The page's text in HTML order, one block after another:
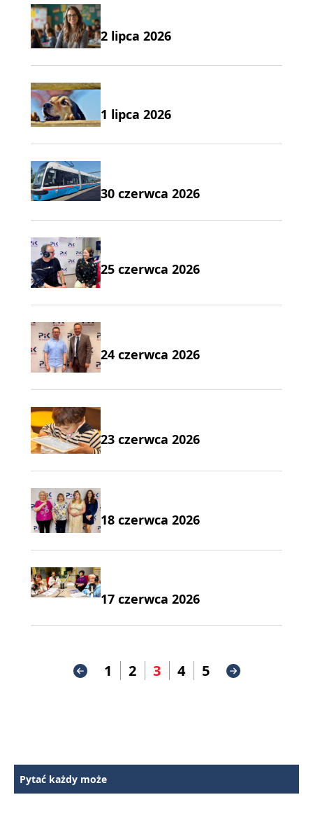
2 lipca 2026
1 lipca 2026
30 czerwca 2026
25 czerwca 2026
24 czerwca 2026
23 czerwca 2026
18 czerwca 2026
17 czerwca 2026
1 2 3 4 5
Pytać każdy może